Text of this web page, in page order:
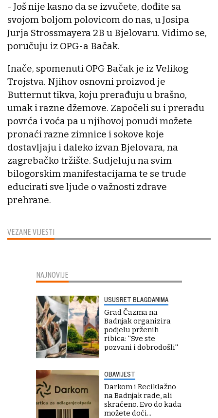
VEZANE VIJESTI
- Još nije kasno da se izvučete, dođite sa
svojom boljom polovicom do nas, u Josipa
Jurja Strossmayera 2B u Bjelovaru. Vidimo se,
poručuju iz OPG-a Bačak.
Inače, spomenuti OPG Bačak je iz Velikog
Trojstva. Njihov osnovni proizvod je
Butternut tikva, koju prerađuju u brašno,
umak i razne džemove. Započeli su i preradu
povrća i voća pa u njihovoj ponudi možete
pronaći razne zimnice i sokove koje
dostavljaju i daleko izvan Bjelovara, na
zagrebačko tržište. Sudjeluju na svim
bilogorskim manifestacijama te se trude
educirati sve ljude o važnosti zdrave
prehrane.
NAJNOVIJE
USUSRET BLAGDANIMA
Grad Čazma na
Badnjak organizira
podjelu prženih
ribica: ''Sve ste
pozvani i dobrodošli''
OBAVIJEST
Darkom i Reciklažno
na Badnjak rade, ali
skraćeno. Evo do kada
možete doći...